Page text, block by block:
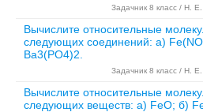
Задачник 8 класс / Н.
Вычислите относительные
следующих соединений: а)
Ba3(PO4)2.
Задачник 8 класс / Н.
Вычислите относительные
следующих веществ: а) FeO; б)